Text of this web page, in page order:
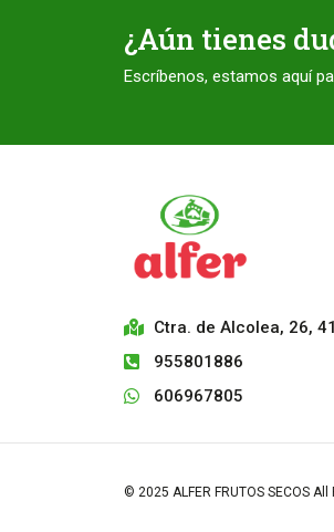
¿Aún tienes
Escríbenos, estamos aquí
Ctra. de Alcolea, 26,
955801886
606967805
© 2025 ALFER FRUTOS SECOS